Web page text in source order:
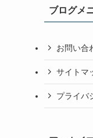
ブログメ
お問い合
サイトマ
プライバ